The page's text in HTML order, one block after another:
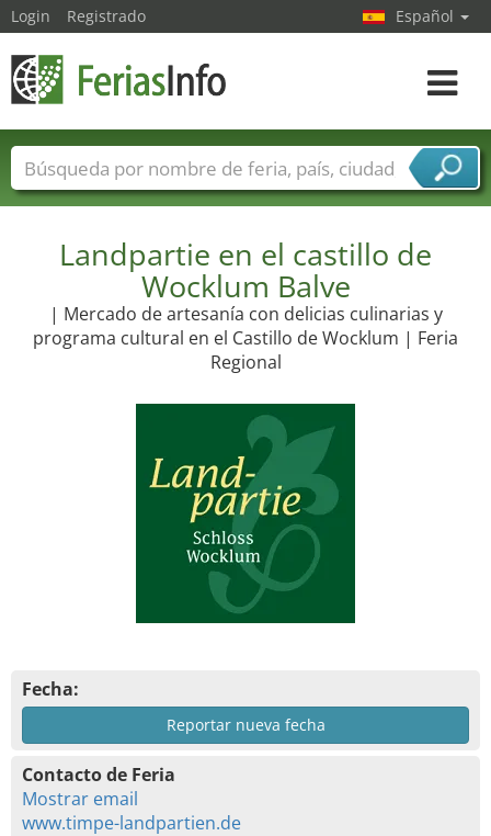
Landpartie en el castillo de
Wocklum Balve
| Mercado de artesanía con delicias culinarias y
programa cultural en el Castillo de Wocklum | Feria
Regional
Fecha:
Reportar nueva fecha
Contacto de Feria
Mostrar email
www.timpe-landpartien.de
Login Registrado Español
toggle
Nombres de ferias Países
Ciudades
Sectores de proveedor de servicios